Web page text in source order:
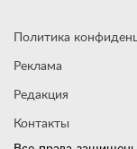
Политика
Реклама
Редакция
Контакты